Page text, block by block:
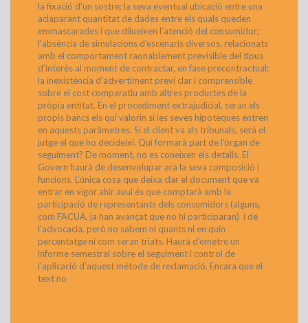
la fixació d’un sostre; la seva eventual ubicació entre una
aclaparant quantitat de dades entre els quals queden
emmascarades i que dilueixen l’atenció del consumidor;
l’absència de simulacions d’escenaris diversos, relacionats
amb el comportament raonablement previsible del tipus
d’interès al moment de contractar, en fase precontractual;
la inexistència d’advertiment previ clar i comprensible
sobre el cost comparatiu amb altres productes de la
pròpia entitat. En el procediment extrajudicial, seran els
propis bancs els qui valorin si les seves hipoteques entren
en aquests paràmetres. Si el client va als tribunals, serà el
jutge el que ho decideixi. Qui formarà part de l’òrgan de
seguiment? De moment, no es coneixen els detalls. El
Govern haurà de desenvolupar ara la seva composició i
funcions. L’única cosa que deixa clar el document que va
entrar en vigor ahir avui és que comptarà amb la
participació de representants dels consumidors (alguns,
com FACUA, ja han avançat que no hi participaran) i de
l’advocacia, però no sabem ni quants ni en quin
percentatge ni com seran triats. Haurà d’emetre un
informe semestral sobre el seguiment i control de
l’aplicació d’aquest mètode de reclamació. Encara que el
text no